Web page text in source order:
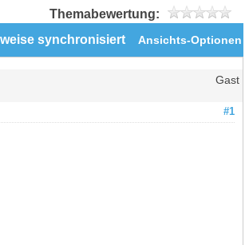
Themabewertung:
Ansichts-Optionen
synchronisiert
Gast
#1